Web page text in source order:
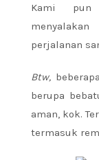
Kami pun
perjalanan
Btw,
berupa
aman, kok.
termasuk